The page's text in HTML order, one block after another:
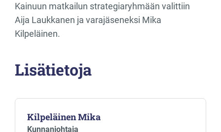
Kainuun matkailun strategiaryhmään valittiin
Aija Laukkanen ja varajäseneksi Mika
Kilpeläinen.
Lisätietoja
Kilpeläinen Mika
Kunnanjohtaja